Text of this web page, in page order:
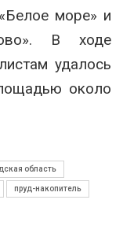
море» и
В ходе
удалось
около
область
пруд-накопитель